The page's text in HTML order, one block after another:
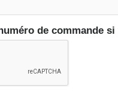
de commande